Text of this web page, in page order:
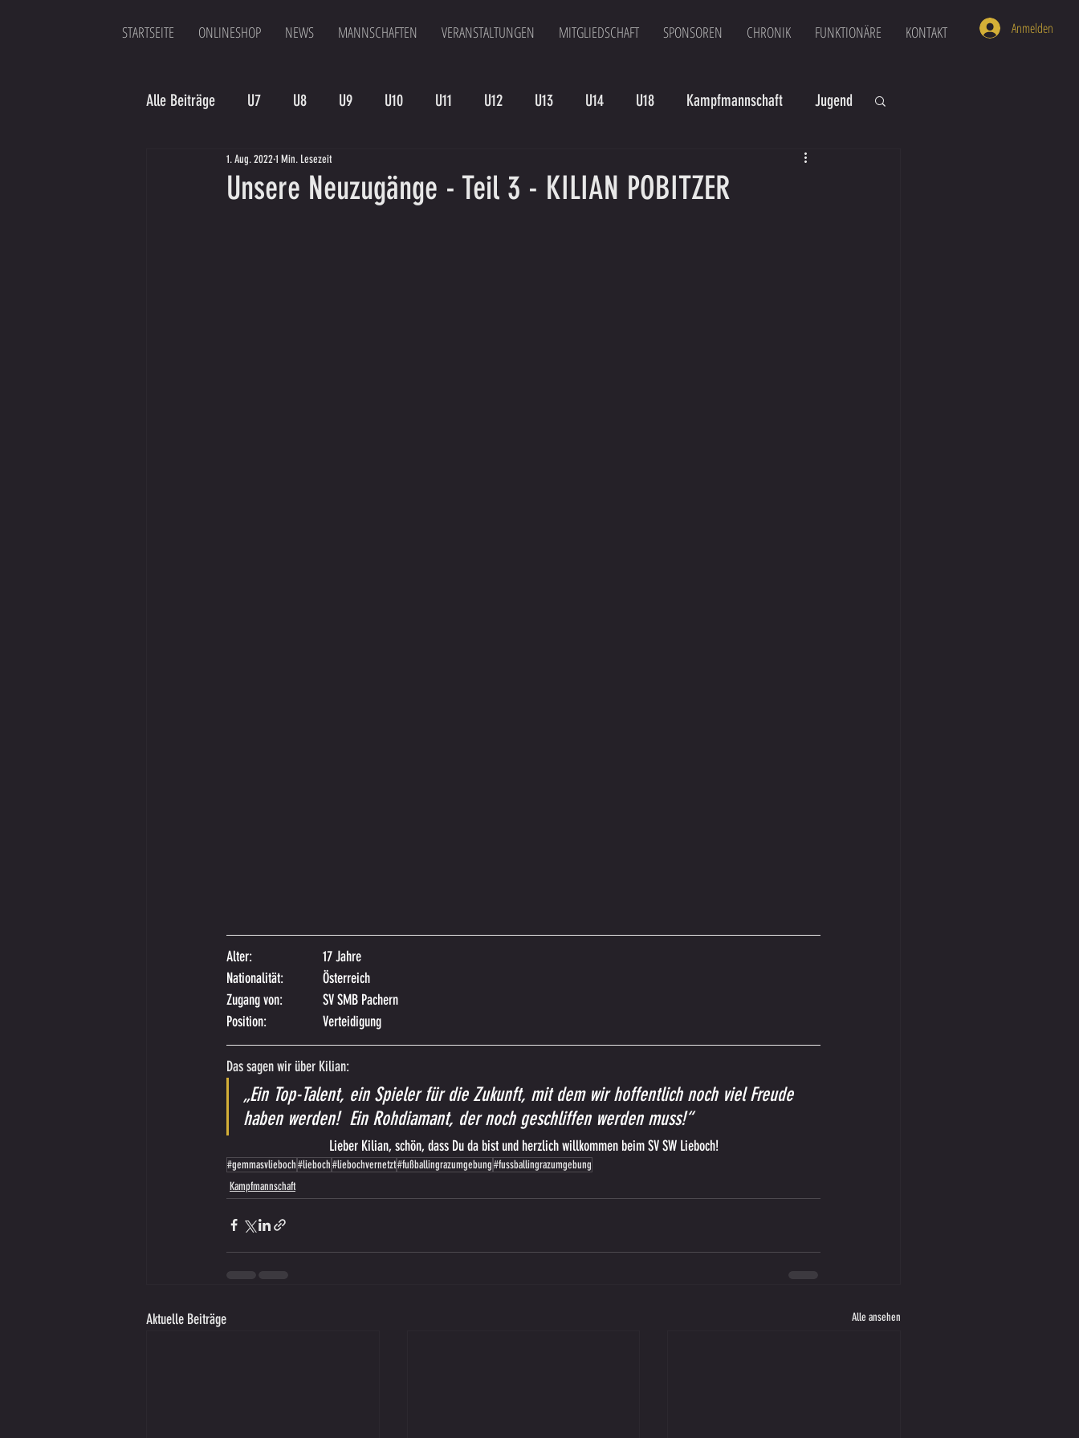
STARTSEITE ONLINESHOP NEWS MANNSCHAFTEN VERANSTALTUNGEN MITGLIEDSCHAFT SPONSOREN CHRONIK FUNKTIONÄRE KONTAKT Anmelden
Alle Beiträge U7 U8 U9 U10 U11 U12 U13 U14 U18 Kampfmannschaft Jugend
Spielergebnis Veranstaltungen
Unsere Neuzugänge - Teil 3 - KILIAN POBITZER
1. Aug. 20221 Min. Lesezeit
Alter:
17 Jahre
Nationalität:
Österreich
Zugang von:
SV SMB Pachern
Position:
Verteidigung
Das sagen wir über Kilian:
„Ein Top-Talent, ein Spieler für die Zukunft, mit dem wir hoffentlich noch viel Freude
haben werden!  Ein Rohdiamant, der noch geschliffen werden muss!“
Lieber Kilian, schön, dass Du da bist und herzlich willkommen beim SV SW Lieboch!
#gemmasvlieboch#lieboch#liebochvernetzt#fußballingrazumgebung#fussballingrazumgebung
Kampfmannschaft
Aktuelle Beiträge Alle ansehen